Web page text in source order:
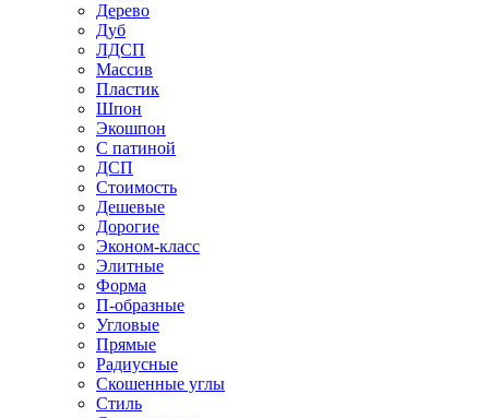
Дерево
Дуб
ЛДСП
Массив
Пластик
Шпон
Экошпон
С патиной
ДСП
Стоимость
Дешевые
Дорогие
Эконом-класс
Элитные
Форма
П-образные
Угловые
Прямые
Радиусные
Скошенные углы
Стиль